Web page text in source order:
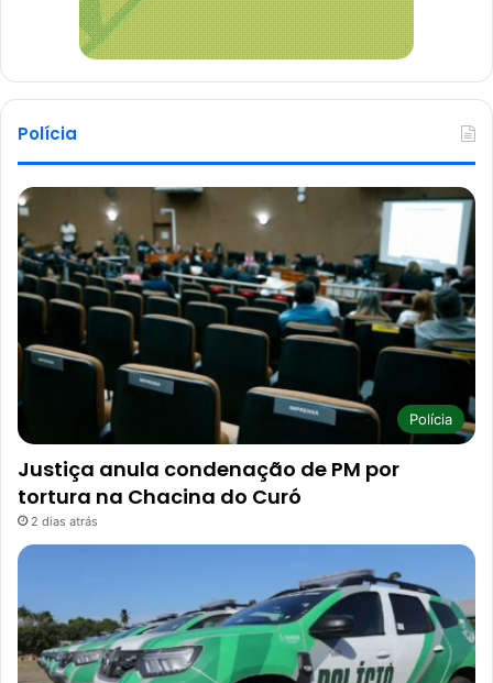
Polícia
Polícia
Justiça anula condenação de PM por
tortura na Chacina do Curó
2 dias atrás